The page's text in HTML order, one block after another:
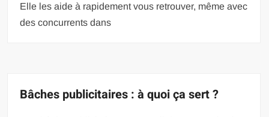
Elle les aide à rapidement vous retrouver, même avec
des concurrents dans
Bâches publicitaires : à quoi ça sert ?